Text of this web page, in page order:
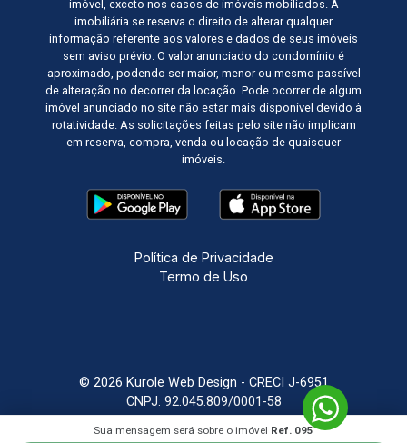
Sua mensagem será sobre o imóvel Ref. 095
imóvel, exceto nos casos de imóveis mobiliados. A
imobiliária se reserva o direito de alterar qualquer
informação referente aos valores e dados de seus imóveis
sem aviso prévio. O valor anunciado do condomínio é
aproximado, podendo ser maior, menor ou mesmo passível
de alteração no decorrer da locação. Pode ocorrer de algum
imóvel anunciado no site não estar mais disponível devido à
rotatividade. As solicitações feitas pelo site não implicam
em reserva, compra, venda ou locação de quaisquer
imóveis.
Política de Privacidade
Termo de Uso
© 2026 Kurole Web Design - CRECI J-6951
CNPJ: 92.045.809/0001-58
Sistema Imobiliário Feito com porKUROLE